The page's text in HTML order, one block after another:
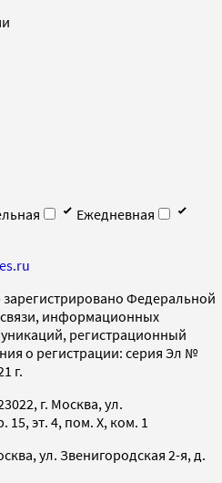
Ежедневная
зарегистрировано Федеральной
информационных
регистрационный
о регистрации: серия Эл №
г.
г. Москва, ул.
15, эт. 4, пом. X, ком. 1
ул. Звенигородская 2-я, д.